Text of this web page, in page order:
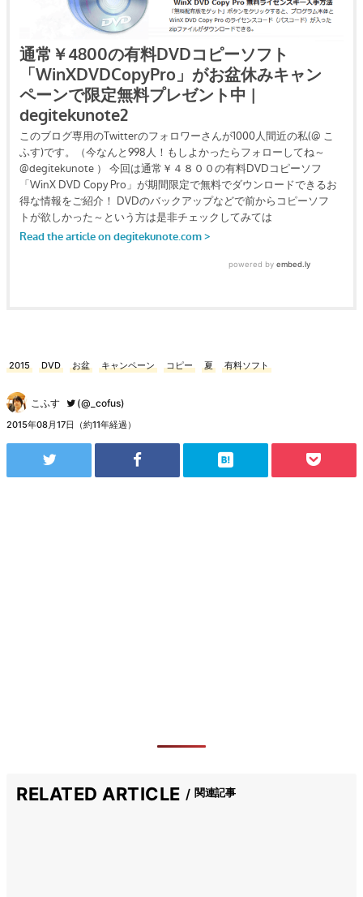
2015 DVD お盆 キャンペーン コピー 夏 有料ソフト
こふす (@_cofus)
2015年08月17日（約11年経過）
RELATED ARTICLE 関連記事